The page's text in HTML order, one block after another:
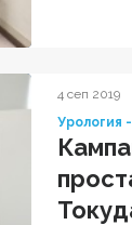
4 сеп 2019
Урология